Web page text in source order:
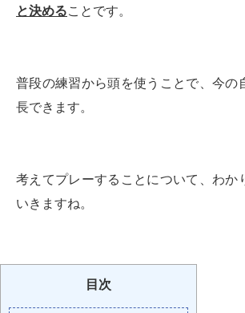
と決めることです。
普段の練習から頭を使うことで、今の
長できます。
考えてプレーすることについて、わか
いきますね。
目次